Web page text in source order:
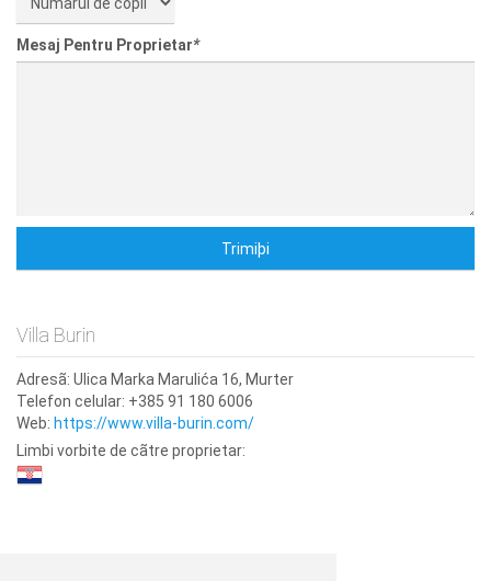
Mesaj Pentru Proprietar*
Villa Burin
Adresã: Ulica Marka Marulića 16, Murter
Telefon celular: +385 91 180 6006
Web: https://www.villa-burin.com/
Limbi vorbite de cãtre proprietar: